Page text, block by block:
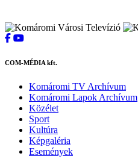
COM-MÉDIA kft.
Komáromi TV Archívum
Komáromi Lapok Archívum
Közélet
Sport
Kultúra
Képgaléria
Események